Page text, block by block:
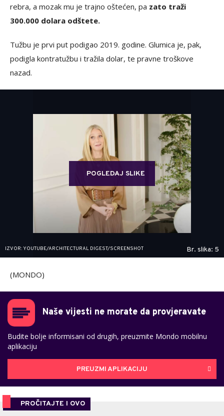
rebra, a mozak mu je trajno oštećen, pa zato traži
300.000 dolara odštete.
Tužbu je prvi put podigao 2019. godine. Glumica je, pak,
podigla kontratužbu i tražila dolar, te pravne troškove
nazad.
POGLEDAJ SLIKE
IZVOR: YOUTUBE/ARCHITECTURAL DIGEST/SCREENSHOT Br. slika: 5
(MONDO)
Naše vijesti ne morate da provjeravate
Budite bolje informisani od drugih, preuzmite Mondo mobilnu
aplikaciju
PREUZMI APLIKACIJU
PROČITAJTE I OVO